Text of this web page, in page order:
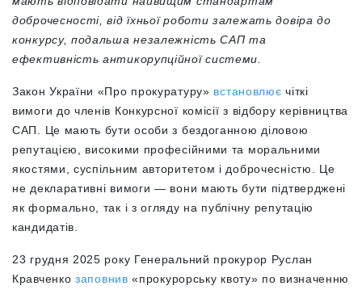
доброчесності, від їхньої роботи залежать довіра до
конкурсу, подальша незалежність САП та
ефективність антикорупційної системи.
Закон України «Про прокуратуру» встановлює чіткі
вимоги до членів Конкурсної комісії з відбору керівництва
САП. Це мають бути особи з бездоганною діловою
репутацією, високими професійними та моральними
якостями, суспільним авторитетом і доброчесністю. Це
не декларативні вимоги — вони мають бути підтверджені
як формально, так і з огляду на публічну репутацію
кандидатів.
23 грудня 2025 року Генеральний прокурор Руслан
Кравченко заповнив «прокурорську квоту» по визначенню